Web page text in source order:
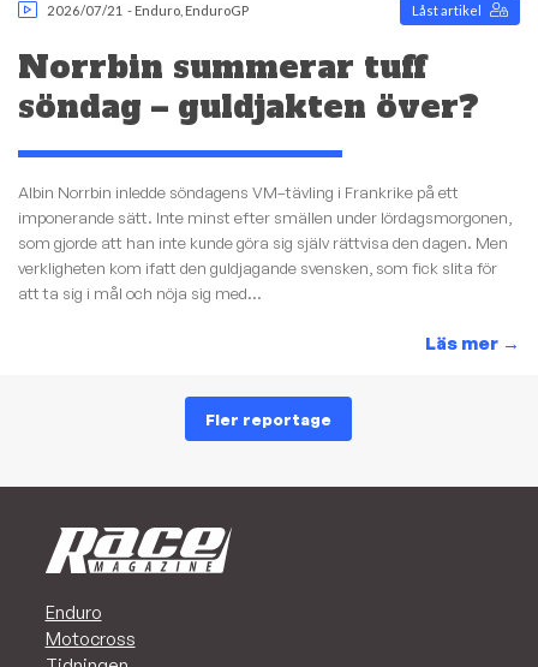
2026/07/21 - Enduro EnduroGP Låst artikel
Norrbin summerar tuff
söndag – guldjakten över?
Albin Norrbin inledde söndagens VM–tävling i Frankrike på ett
imponerande sätt. Inte minst efter smällen under lördagsmorgonen,
som gjorde att han inte kunde göra sig själv rättvisa den dagen. Men
verkligheten kom ifatt den guldjagande svensken, som fick slita för
att ta sig i mål och nöja sig med...
Läs mer →
Fler reportage
Enduro
Motocross